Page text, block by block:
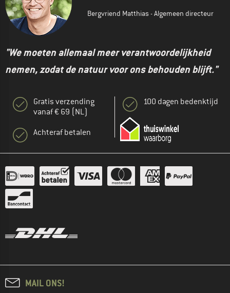
Bergvriend Matthias - Algemeen directeur
"We moeten allemaal meer verantwoordelijkheid
nemen, zodat de natuur voor ons behouden blijft."
Gratis verzending
vanaf € 69 (NL)
Achteraf betalen
100 dagen bedenktijd
MAIL ONS!